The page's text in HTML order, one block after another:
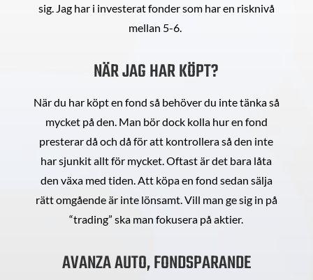
sig. Jag har i investerat fonder som har en risknivå
mellan 5-6.
NÄR JAG HAR KÖPT?
När du har köpt en fond så behöver du inte tänka så
mycket på den. Man bör dock kolla hur en fond
presterar då och då för att kontrollera så den inte
har sjunkit allt för mycket. Oftast är det bara låta
den växa med tiden. Att köpa en fond sedan sälja
rätt omgående är inte lönsamt. Vill man ge sig in på
“trading” ska man fokusera på aktier.
AVANZA AUTO, FONDSPARANDE